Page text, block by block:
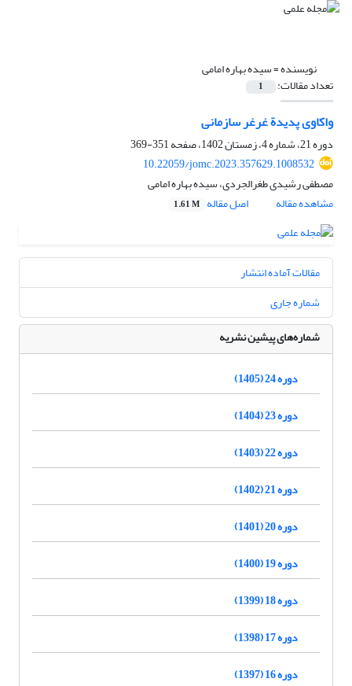
نویسنده =سیده بهاره امامی
تعداد مقالات: 1
واکاوی پدیدة غرغر سازمانی
دوره 21، شماره 4، زمستان 1402، صفحه
351-369
10.22059/jomc.2023.357629.1008532
مصطفی رشیدی طغرالجردی، سیده بهاره امامی
مشاهده مقاله
اصل مقاله 1.61 M
مقالات آماده انتشار
شماره جاری
شماره‌های پیشین نشریه
دوره 24 (1405)
دوره 23 (1404)
دوره 22 (1403)
دوره 21 (1402)
دوره 20 (1401)
دوره 19 (1400)
دوره 18 (1399)
دوره 17 (1398)
دوره 16 (1397)